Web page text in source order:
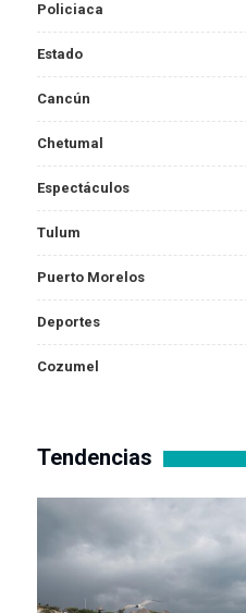
Policiaca
Estado
Cancún
Chetumal
Espectáculos
Tulum
Puerto Morelos
Deportes
Cozumel
Tendencias